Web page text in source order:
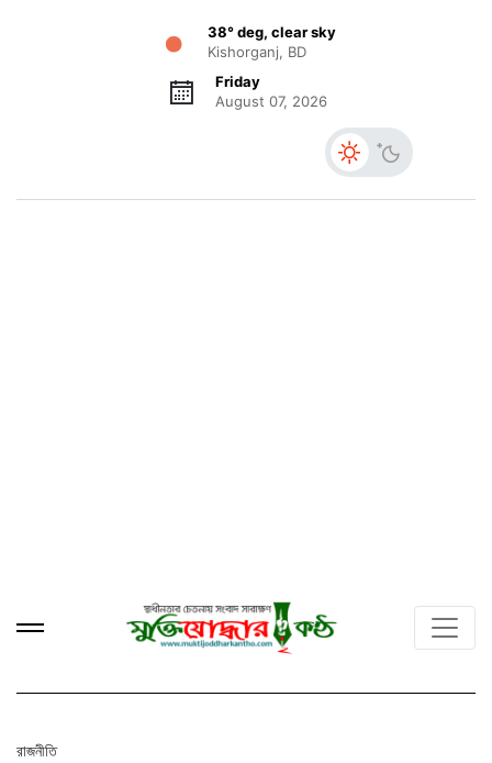
38° deg, clear sky
Kishorganj, BD
Friday
August 07, 2026
রাজনীতি